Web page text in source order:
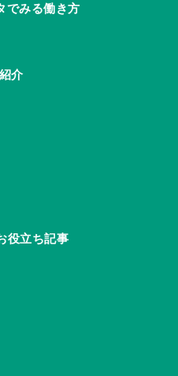
でみる働き方
介
役立ち記事